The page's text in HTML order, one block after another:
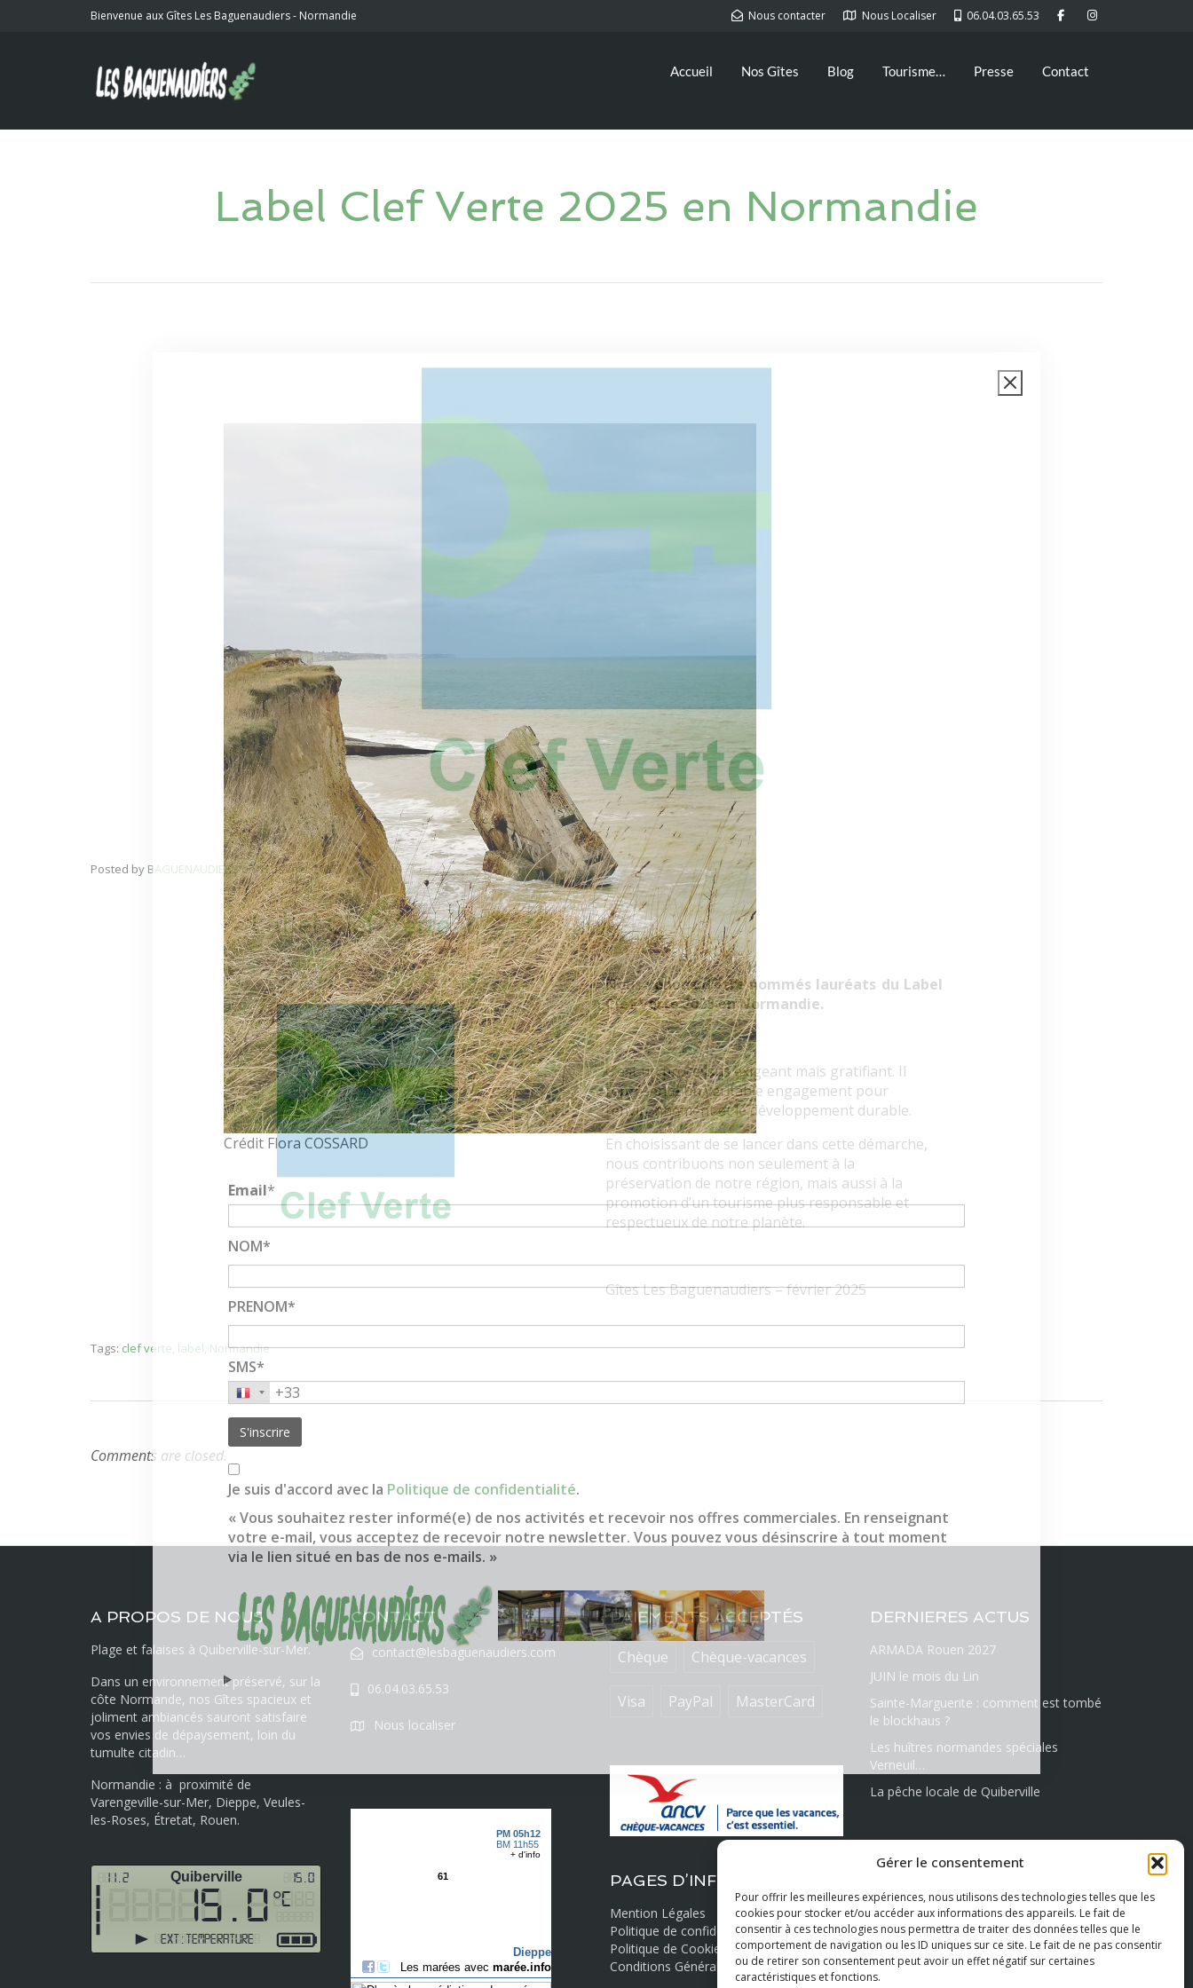
Gérer le consentement
Pour offrir les meilleures expériences, nous utilisons des technologies telles que les
cookies pour stocker et/ou accéder aux informations des appareils. Le fait de
consentir à ces technologies nous permettra de traiter des données telles que le
comportement de navigation ou les ID uniques sur ce site. Le fait de ne pas consentir
ou de retirer son consentement peut avoir un effet négatif sur certaines
caractéristiques et fonctions.
Bienvenue aux Gîtes Les Baguenaudiers - Normandie Nous contacter Nous Localiser 06.04.03.65.53
Accueil Nos Gîtes Blog Tourisme… Presse Contact
Label Clef Verte 2025 en Normandie
Posted by BAGUENAUDIERSon12 février 2025
Label Clef Verte
Nous venons d’être nommés lauréats du Label
Clef Verte 2025 en Normandie.
C’est un processus exigeant mais gratifiant. Il
représente un véritable engagement pour
l’environnement et le développement durable.
En choisissant de se lancer dans cette démarche,
nous contribuons non seulement à la
préservation de notre région, mais aussi à la
promotion d’un tourisme plus responsable et
respectueux de notre planète.
Gîtes Les Baguenaudiers – février 2025
Tags: clef verte, label, Normandie
Comments are closed.
A PROPOS DE NOUS
Plage et falaises à Quiberville-sur-Mer.
Dans un environnement préservé, sur la
côte Normande, nos Gîtes spacieux et
joliment ambiancés sauront satisfaire
vos envies de dépaysement, loin du
tumulte citadin…
Normandie : à proximité de
Varengeville-sur-Mer, Dieppe, Veules-
les-Roses, Étretat, Rouen.
CONTACT
contact@lesbaguenaudiers.com
06.04.03.65.53
Nous localiser
PAIEMENTS ACCEPTÉS
Chèque Chèque-vacances
Visa PayPal MasterCard
PAGES D’INFORMATIONS
Mention Légales
Politique de confidentialité
Politique de Cookies
Conditions Générales de Vente
DERNIERES ACTUS
ARMADA Rouen 2027
JUIN le mois du Lin
Sainte-Marguerite : comment est tombé
le blockhaus ?
Les huîtres normandes spéciales
Verneuil…
La pêche locale de Quiberville
Crédit Flora COSSARD
Email*
NOM*
PRENOM*
SMS*
Je suis d'accord avec la Politique de confidentialité.
« Vous souhaitez rester informé(e) de nos activités et recevoir nos offres commerciales. En renseignant
votre e-mail, vous acceptez de recevoir notre newsletter. Vous pouvez vous désinscrire à tout moment
via le lien situé en bas de nos e-mails. »